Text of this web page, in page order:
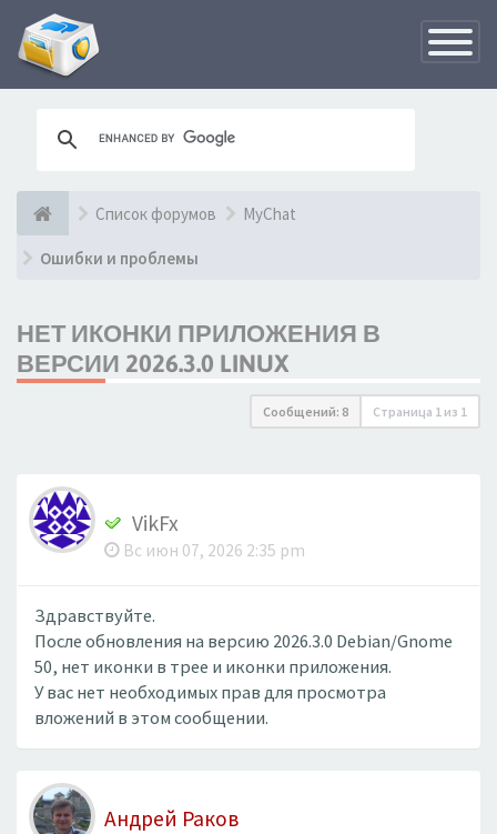
Список форумов MyChat
Ошибки и проблемы
НЕТ ИКОНКИ ПРИЛОЖЕНИЯ В
ВЕРСИИ 2026.3.0 LINUX
Сообщений: 8 Страница 1 из 1
VikFx
Вс июн 07, 2026 2:35 pm
Здравствуйте.
После обновления на версию 2026.3.0 Debian/Gnome
50, нет иконки в трее и иконки приложения.
У вас нет необходимых прав для просмотра
вложений в этом сообщении.
Андрей Раков